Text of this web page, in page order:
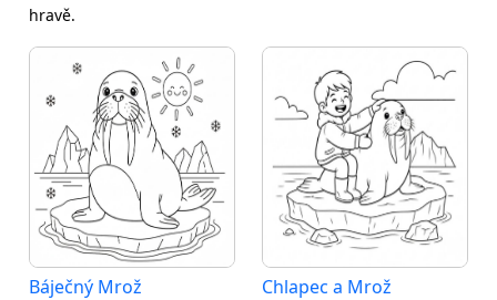
hravě.
Báječný Mrož Chlapec a Mrož